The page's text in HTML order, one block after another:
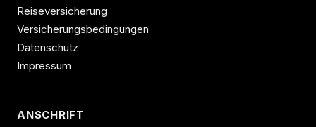
Reiseversicherung
Versicherungsbedingungen
Datenschutz
Impressum
ANSCHRIFT